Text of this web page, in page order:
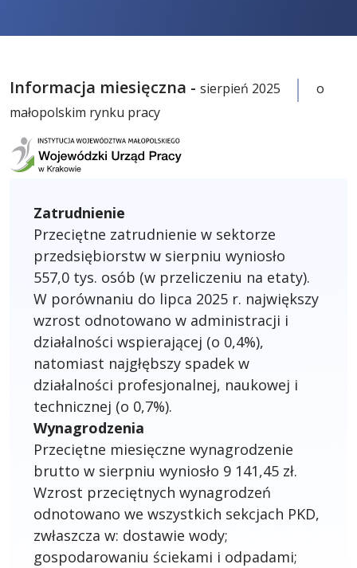
Informacja miesięczna - sierpień 2025
o
małopolskim rynku pracy
Zatrudnienie
Przeciętne zatrudnienie w sektorze
przedsiębiorstw w sierpniu wyniosło
557,0 tys. osób (w przeliczeniu na etaty).
W porównaniu do lipca 2025 r. największy
wzrost odnotowano w administracji i
działalności wspierającej (o 0,4%),
natomiast najgłębszy spadek w
działalności profesjonalnej, naukowej i
technicznej (o 0,7%).
Wynagrodzenia
Przeciętne miesięczne wynagrodzenie
brutto w sierpniu wyniosło 9 141,45 zł.
Wzrost przeciętnych wynagrodzeń
odnotowano we wszystkich sekcjach PKD,
zwłaszcza w: dostawie wody;
gospodarowaniu ściekami i odpadami;